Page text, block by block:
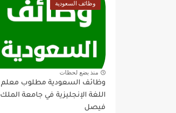
وظائف السعودية
منذ بضع لحظات
وظائف السعودية مطلوب معلم
اللغة الإنجليزية في جامعة الملك
فيصل